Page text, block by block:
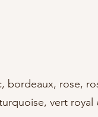
bordeaux, rose,
vert royal